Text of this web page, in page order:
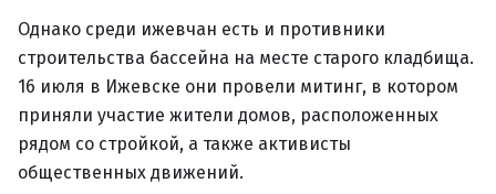
Однако среди ижевчан есть и противники
строительства бассейна на месте старого кладбища.
16 июля в Ижевске они провели митинг, в котором
приняли участие жители домов, расположенных
рядом со стройкой, а также активисты
общественных движений.